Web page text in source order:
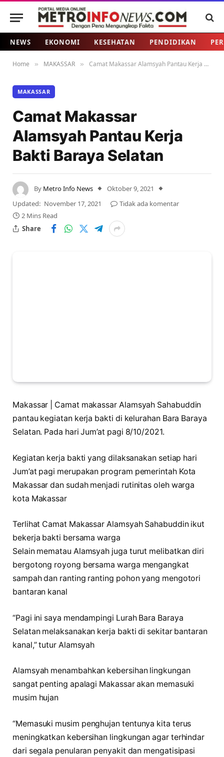
NEWS EKONOMI KESEHATAN PENDIDIKAN
Home » MAKASSAR » Camat Makassar Alamsyah Pantau Kerja Bakti Baraya Selatan
MAKASSAR
Camat Makassar
Alamsyah Pantau Kerja
Bakti Baraya Selatan
By Metro Info News
Oktober 9, 2021
Updated: November 17, 2021
Tidak ada komentar
2 Mins Read
Share
Makassar | Camat makassar Alamsyah Sahabuddin
pantau kegiatan kerja bakti di kelurahan Bara Baraya
Selatan. Pada hari Jum’at pagi 8/10/2021.
Kegiatan kerja bakti yang dilaksanakan setiap hari
Jum’at pagi merupakan program pemerintah Kota
Makassar dan sudah menjadi rutinitas oleh warga
kota Makassar
Terlihat Camat Makassar Alamsyah Sahabuddin ikut
bekerja bakti bersama warga
Selain mematau Alamsyah juga turut melibatkan diri
bergotong royong bersama warga mengangkat
sampah dan ranting ranting pohon yang mengotori
bantaran kanal
“Pagi ini saya mendampingi Lurah Bara Baraya
Selatan melaksanakan kerja bakti di sekitar bantaran
kanal,” tutur Alamsyah
Alamsyah menambahkan kebersihan lingkungan
sangat penting apalagi Makassar akan memasuki
musim hujan
“Memasuki musim penghujan tentunya kita terus
meningkatkan kebersihan lingkungan agar terhindar
dari segala penularan penyakit dan mengatisipasi